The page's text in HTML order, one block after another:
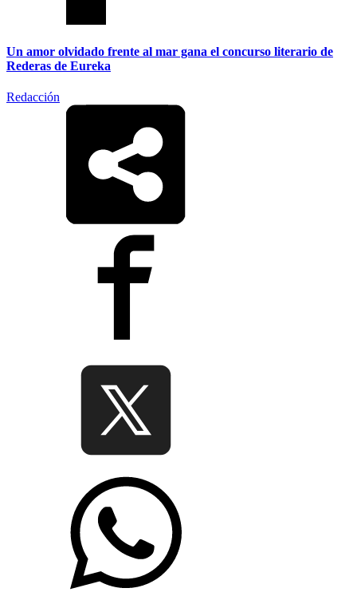
Un amor olvidado frente al mar gana el concurso literario de
Rederas de Eureka
Redacción